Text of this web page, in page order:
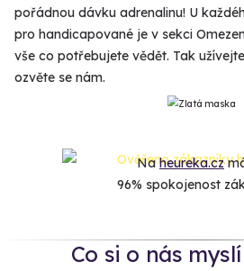
pořádnou dávku adrenalinu! U
pro handicapované je v sekci
vše co potřebujete vědět. Tak
ozvěte se nám.
Naheureka.cz
96% spokojenost
Co si o nás myslí